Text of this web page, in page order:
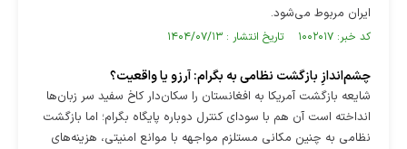
ایران مربوط می‌شود.
کد خبر: ۱۰۰۲۰۱۷ تاریخ انتشار : ۱۴۰۴/۰۷/۱۳
چشم‌اندازِ بازگشت نظامی به بگرام: آرزو یا واقعیت؟
شایعه بازگشت آمریکا به افغانستان را سکان‌دار کاخ سفید سر زبان‌ها
انداخته است آن هم با سودای کنترل دوباره پایگاه بگرام؛ اما بازگشت
نظامی به چنین مکانی مستلزم مواجهه با موانع امنیتی، هزینه‌های